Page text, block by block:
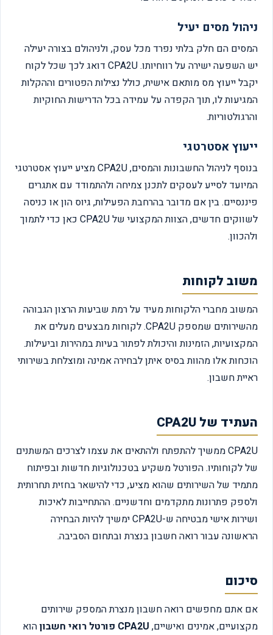
ניהול מסים יעיל
המסים הם חלק בלתי נפרד מכל עסק, ולניהולם בצורה יעילה
יש השפעה ישירה על רווחיותו. CPA2U דואג לכך שכל לקוח
יקבל ייעוץ מס מותאם אישית, כולל נצילות הפטורים וההקלות
המגיעות לו, תוך הקפדה על עמידה בכל הדרישות החוקיות
והרגולטוריות.
ייעוץ אסטרטגי
בנוסף לניהול החשבונות והמסים, CPA2U מציע ייעוץ אסטרטגי
המיועד לסייע לעסקים לתכנן צמיחה ולהתמודד עם אתגרים
פיננסיים. בין אם מדובר בהרחבת הפעילות, גיוס הון או כניסה
לשווקים חדשים, הצוות המקצועי של CPA2U כאן כדי לתמוך
ולהכוון.
משוב לקוחות
המשוב מחברי הלקוחות מעיד על רמת שביעות הרצון הגבוהה
מהשירותים שמספק CPA2U. לקוחות מבצעים מעלים את
המקצועיות, הזמינות והיכולת לפתור בעיות במהירות וביעילות.
הוכחות אלו מהוות בסיס איתן לבחירה אמינה ומוצלחת בשירותי
ראיית חשבון.
העתיד של CPA2U
CPA2U ממשיך להתפתח ולהתאים את עצמו לצרכים המשתנים
של לקוחותיו. הפורטל משקיע בטכנולוגיות חדשות ובפיתוח
מתמיד של השירותים שהוא מציע, כדי להישאר בחזית תחרותית
ולספק פתרונות מתקדמים וחדשניים. ההתחייבות לאיכות
ושירות אישי מבטיחה ש-CPA2U ימשיך להיות הבחירה
הראשונה עבור רואה חשבון בנצרת ובתחום הסביבה.
סיכום
אם אתם מחפשים רואה חשבון מנצרת המספק שירותים
מקצועיים, אמינים ואישיים,CPA2U פורטל רואי חשבון
הוא